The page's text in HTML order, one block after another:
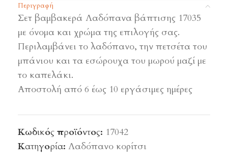
Περιγραφή
Σετ βαμβακερά Λαδόπανα βάπτισης 17035
με όνομα και χρώμα της επιλογής σας.
Περιλαμβάνει το λαδόπανο, την πετσέτα του
μπάνιου και τα εσώρουχα του μωρού μαζί με
το καπελάκι.
Αποστολή από 6 έως 10 εργάσιμες ημέρες
Κωδικός προϊόντος: 17042
Κατηγορία: Λαδόπανο κορίτσι